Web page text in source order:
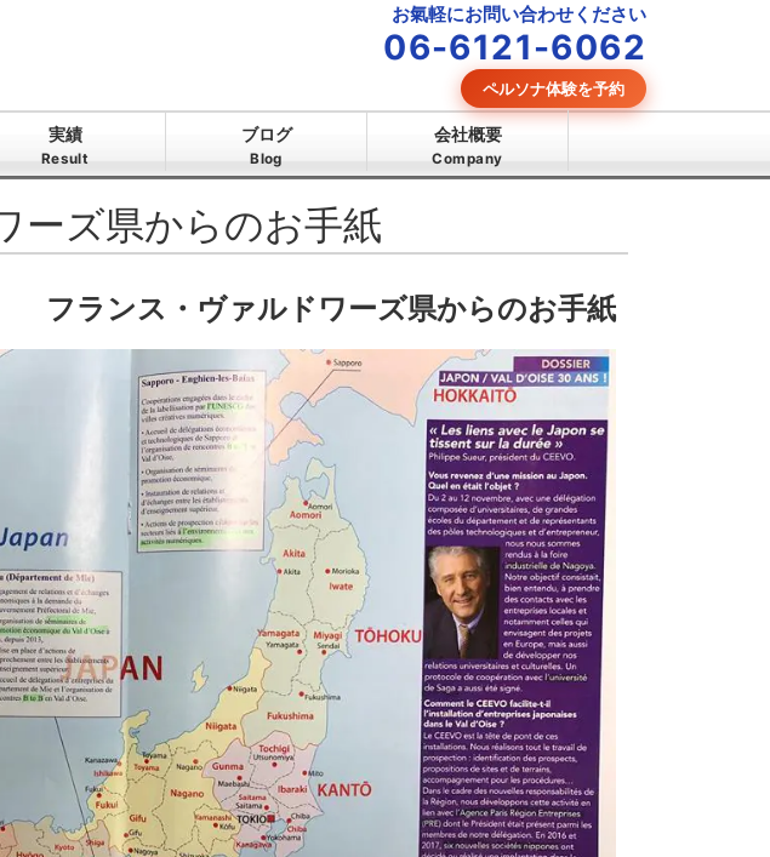
お氣軽にお問い合わせください
06-6121-6062
ペルソナ体験を予約
実績
Result
ブログ
Blog
会社概要
Company
ーズ県からのお手紙
フランス・ヴァルドワーズ県からのお手紙